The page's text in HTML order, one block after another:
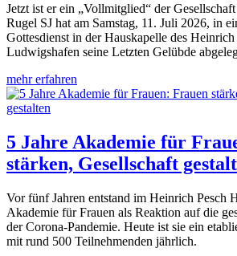
Jetzt ist er ein „Vollmitglied“ der
Rugel SJ hat am Samstag, 11. Juli 2026, in
Gottesdienst in der Hauskapelle des Heinrich
Ludwigshafen seine Letzten Gelübde
mehr erfahren
5 Jahre Akademie für
stärken, Gesellschaft
Vor fünf Jahren entstand im Heinrich Pesch
Akademie für Frauen als Reaktion auf die
der Corona-Pandemie. Heute ist sie ein
mit rund 500 Teilnehmenden jährlich.